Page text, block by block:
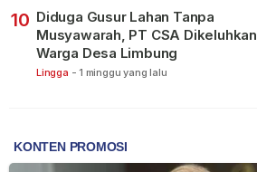
10 Diduga Gusur Lahan Tanpa
Musyawarah, PT CSA Dikeluhkan
Warga Desa Limbung
Lingga - 1 minggu yang lalu